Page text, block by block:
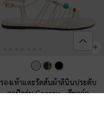
รองเท้าแตะรัดส้นผ้าลินินประดับ
ลูกปัดรุ่น Georgie-สีชอล์ค